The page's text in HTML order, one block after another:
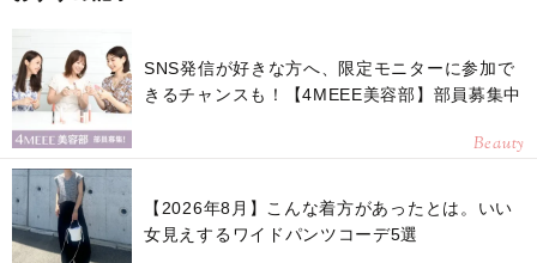
SNS発信が好きな方へ、限定モニターに参加で
きるチャンスも！【4MEEE美容部】部員募集中
Beauty
【2026年8月】こんな着方があったとは。いい
女見えするワイドパンツコーデ5選